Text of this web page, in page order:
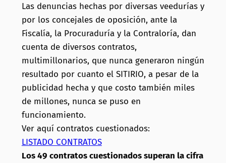
Las denuncias hechas por diversas veedurías y
por los concejales de oposición, ante la
Fiscalía, la Procuraduría y la Contraloría, dan
cuenta de diversos contratos,
multimillonarios, que nunca generaron ningún
resultado por cuanto el SITIRIO, a pesar de la
publicidad hecha y que costo también miles
de millones, nunca se puso en
funcionamiento.
Ver aquí contratos cuestionados:
LISTADO CONTRATOS
Los 49 contratos cuestionados superan la cifra